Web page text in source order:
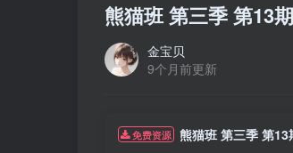
熊猫班 第三季 第13
金宝贝
9个月前更新
免费资源 熊猫班 第三季 第